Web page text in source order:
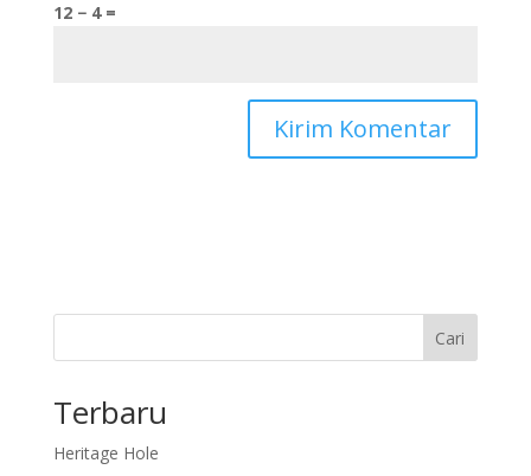
12 − 4 =
Cari
Terbaru
Heritage Hole